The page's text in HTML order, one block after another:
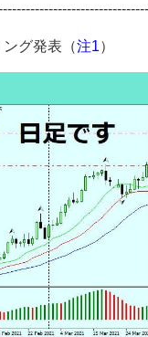
グ発表（注1）